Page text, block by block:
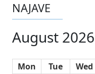
NAJAVE
August 2026
Mon Tue Wed